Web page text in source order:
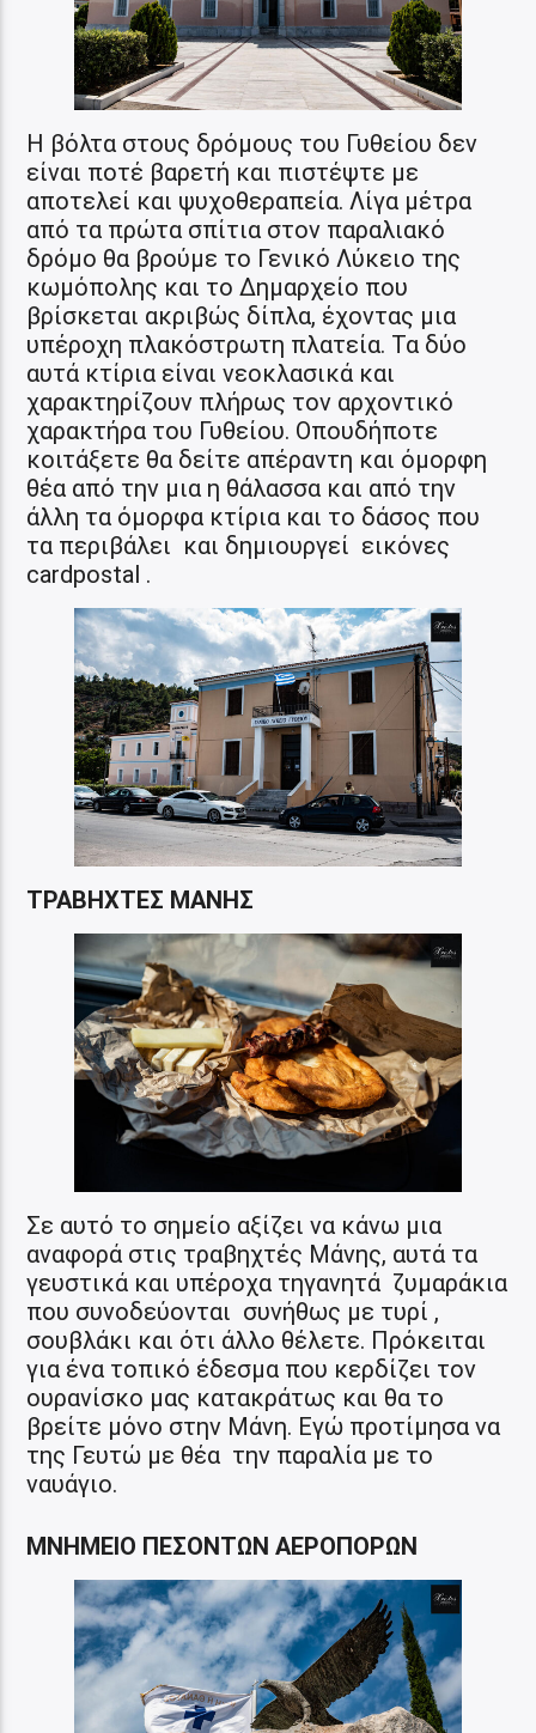
Η βόλτα στους δρόμους του Γυθείου δεν
είναι ποτέ βαρετή και πιστέψτε με
αποτελεί και ψυχοθεραπεία. Λίγα μέτρα
από τα πρώτα σπίτια στον παραλιακό
δρόμο θα βρούμε το Γενικό Λύκειο της
κωμόπολης και το Δημαρχείο που
βρίσκεται ακριβώς δίπλα, έχοντας μια
υπέροχη πλακόστρωτη πλατεία. Τα δύο
αυτά κτίρια είναι νεοκλασικά και
χαρακτηρίζουν πλήρως τον αρχοντικό
χαρακτήρα του Γυθείου. Οπουδήποτε
κοιτάξετε θα δείτε απέραντη και όμορφη
θέα από την μια η θάλασσα και από την
άλλη τα όμορφα κτίρια και το δάσος που
τα περιβάλει και δημιουργεί εικόνες
cardpostal .
ΤΡΑΒΗΧΤΕΣ ΜΑΝΗΣ
Σε αυτό το σημείο αξίζει να κάνω μια
αναφορά στις τραβηχτές Μάνης, αυτά τα
γευστικά και υπέροχα τηγανητά ζυμαράκια
που συνοδεύονται συνήθως με τυρί ,
σουβλάκι και ότι άλλο θέλετε. Πρόκειται
για ένα τοπικό έδεσμα που κερδίζει τον
ουρανίσκο μας κατακράτως και θα το
βρείτε μόνο στην Μάνη. Εγώ προτίμησα να
της Γευτώ με θέα την παραλία με το
ναυάγιο.
ΜΝΗΜΕΙΟ ΠΕΣΟΝΤΩΝ ΑΕΡΟΠΟΡΩΝ